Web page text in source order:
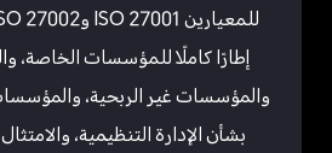
إطارًا كاملًا للمؤسسات الخاصة،
والمؤسسات غير الربحية،
بشأن الإدارة التنظيمية،